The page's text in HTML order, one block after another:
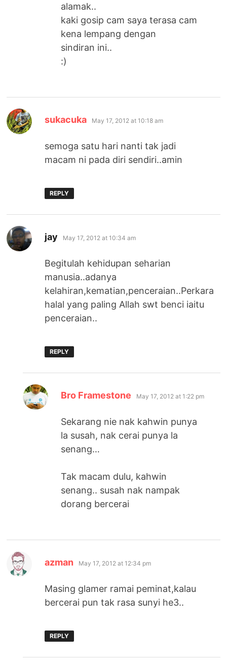
alamak..
kaki gosip cam saya terasa cam
kena lempang dengan
sindiran ini..
:)
sukacuka says:
May 17, 2012 at 10:18 am
semoga satu hari nanti tak jadi
macam ni pada diri sendiri..amin
REPLY
jay says:
May 17, 2012 at 10:34 am
Begitulah kehidupan seharian
manusia..adanya
kelahiran,kematian,penceraian..Perkara
halal yang paling Allah swt benci iaitu
penceraian..
REPLY
Bro Framestone says:
May 17, 2012 at 1:22 pm
Sekarang nie nak kahwin punya
la susah, nak cerai punya la
senang…
Tak macam dulu, kahwin
senang.. susah nak nampak
dorang bercerai
azman says:
May 17, 2012 at 12:34 pm
Masing glamer ramai peminat,kalau
bercerai pun tak rasa sunyi he3..
REPLY